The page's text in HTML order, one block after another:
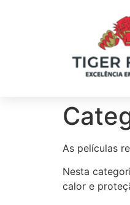
As películas
Nesta
calor e